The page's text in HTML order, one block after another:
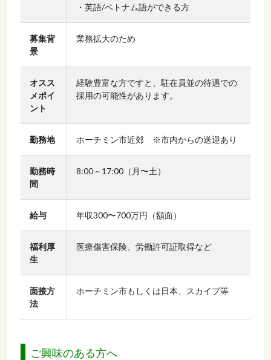
・英語/ベトナム語ができる方
募集背
景
業務拡大のため
オスス
メポイ
ント
経験豊富な方ですと、駐在員並の待遇での
採用の可能性があります。
勤務地 ホーチミン市近郊 ※市内からの送迎あり
勤務時
間
8:00 ~ 17:00（月〜土）
給与 年収300〜700万円（額面）
福利厚
生
医療傷害保険、労働許可証取得など
面接方
法
ホーチミン市もしくは日本、スカイプ等
ご興味のある方へ